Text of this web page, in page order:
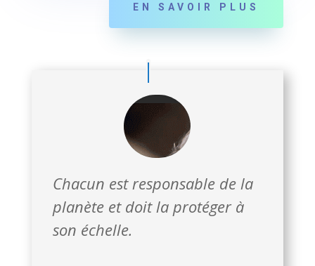
EN SAVOIR PLUS
Chacun est responsable de la
planète et doit la protéger à
son échelle.